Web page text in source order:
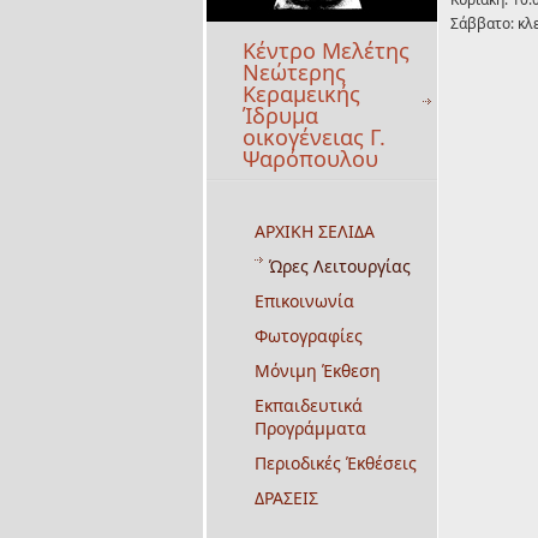
Κέντρο Μελέτης
Νεώτερης
Κεραμεικής
Ίδρυμα
οικογένειας Γ.
Ψαρόπουλου
ΑΡΧΙΚΗ ΣΕΛΙΔΑ
Ώρες Λειτουργίας
Επικοινωνία
Φωτογραφίες
Μόνιμη Έκθεση
Εκπαιδευτικά
Προγράμματα
Περιοδικές Έκθέσεις
ΔΡΑΣΕΙΣ
Σάββατο: